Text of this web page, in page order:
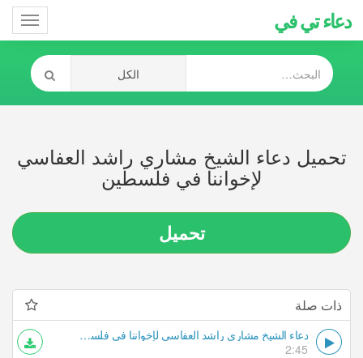
دعاء تي في
تحميل دعاء الشيخ مشاري راشد العفاسي
لإخواننا في فلسطين
تحميل
ذات صلة
دعاء الشيخ مشاري راشد العفاسي لإخواننا في فلسطين
2:45